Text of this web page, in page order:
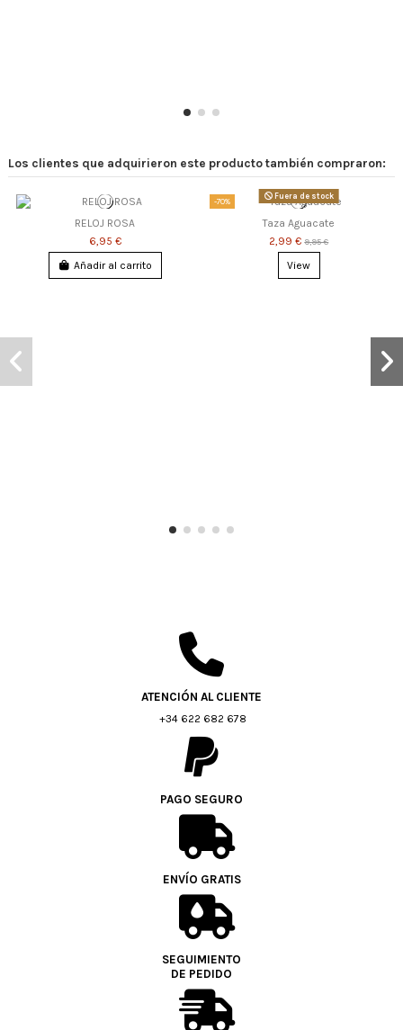
Los clientes que adquirieron este producto también compraron:
RELOJ ROSA
6,95 €
Añadir al carrito
-70%
Fuera de stock
Taza Aguacate
2,99 €9,95 €
View
ATENCIÓN AL CLIENTE
+34 622 682 678
PAGO SEGURO
ENVÍO GRATIS
SEGUIMIENTO
DE PEDIDO